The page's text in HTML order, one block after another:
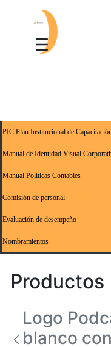
PIC Plan Institucional de
Manual de Identidad Visual
Manual Políticas Contables
Comisión de personal
Evaluación de desempeño
Nombramientos
Productos
Logo
blanco con